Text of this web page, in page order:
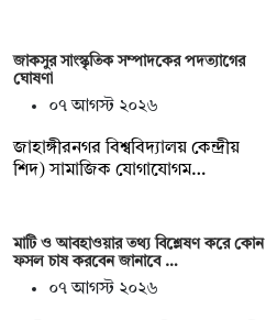
জাকসুর সাংস্কৃতিক সম্পাদকের পদত্যাগের
ঘোষণা
০৭ আগস্ট ২০২৬
‎জাহাঙ্গীরনগর বিশ্ববিদ্যালয় কেন্দ্রীয়
শিদ) সামাজিক যোগাযোগম…
মাটি ও আবহাওয়ার তথ্য বিশ্লেষণ করে কোন
ফসল চাষ করবেন জানাবে …
০৭ আগস্ট ২০২৬